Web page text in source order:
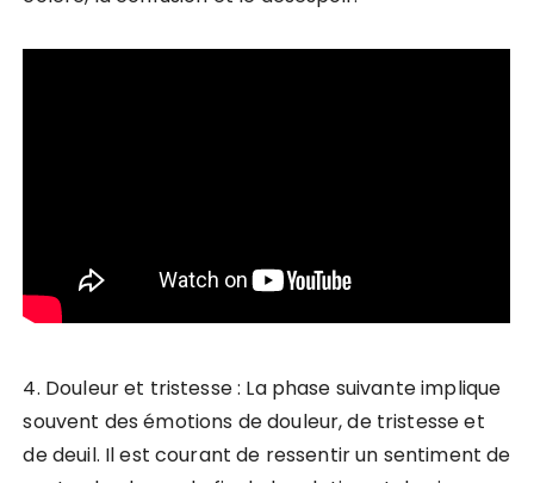
4. Douleur et tristesse : La phase suivante implique
souvent des émotions de douleur, de tristesse et
de deuil. Il est courant de ressentir un sentiment de